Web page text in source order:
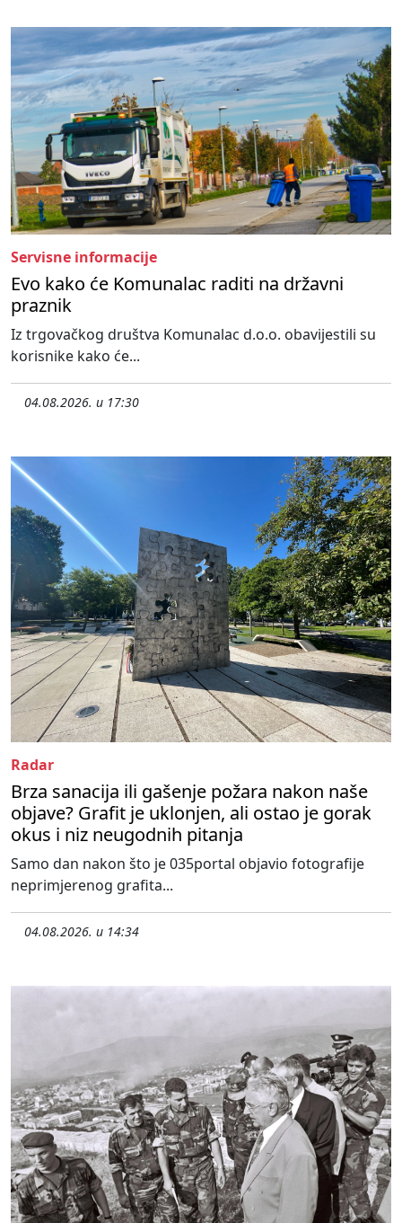
Servisne informacije
Evo kako će Komunalac raditi na državni
praznik
Iz trgovačkog društva Komunalac d.o.o. obavijestili su
korisnike kako će...
04.08.2026. u 17:30
Radar
Brza sanacija ili gašenje požara nakon naše
objave? Grafit je uklonjen, ali ostao je gorak
okus i niz neugodnih pitanja
Samo dan nakon što je 035portal objavio fotografije
neprimjerenog grafita...
04.08.2026. u 14:34